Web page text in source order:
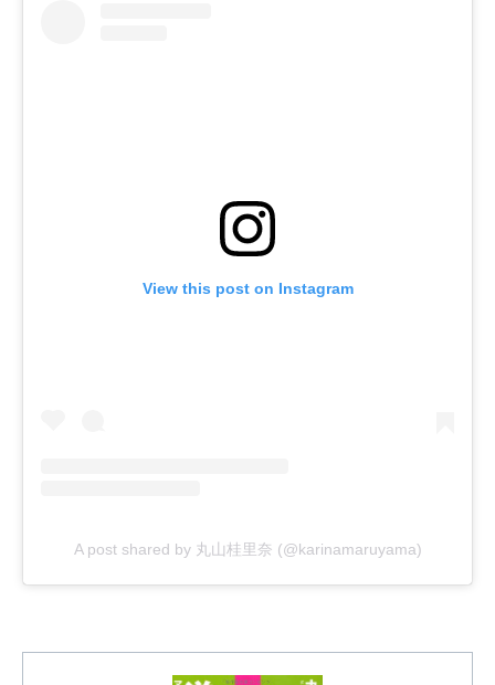
View this post on Instagram
A post shared by 丸山桂里奈 (@karinamaruyama)